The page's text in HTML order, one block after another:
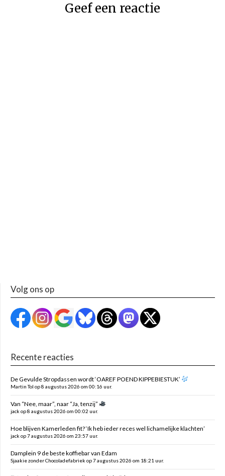
Geef een reactie
Volg ons op
Recente reacties
De Gevulde Stropdassen wordt ‘OAREF POEND KIPPEBIESTUK’
Martin Tol op 8 augustus 2026 om 00:16 uur.
Van “Nee, maar”, naar “Ja, tenzij”
jack op 8 augustus 2026 om 00:02 uur.
Hoe blijven Kamerleden fit? ‘Ik heb ieder reces wel lichamelijke klachten’
jack op 7 augustus 2026 om 23:57 uur.
Damplein 9 de beste koffiebar van Edam
Sjaakie zonder Chocoladefabriek op 7 augustus 2026 om 18:21 uur.